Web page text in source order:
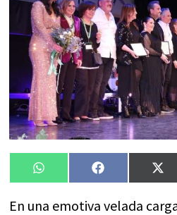
Compartir
en
WhatsAppCompartir
en
Facebook
en
X
En una emotiva velada